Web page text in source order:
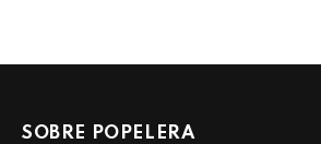
SOBRE POPELERA